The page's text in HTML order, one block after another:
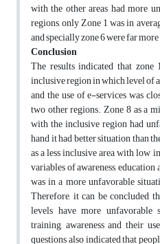
with the other areas had more
regions, only Zone 1 was in
and specially zone 6 were far
Conclusion
The results indicated that
inclusive region in which level of
and the use of e-services was
two other regions. Zone 8 as a
with the inclusive region had
hand it had better situation than
as a less inclusive area with low
variables of awareness,
was in a more unfavorable
Therefore, it can be concluded
levels have more
training, awareness and their
questions also indicated that